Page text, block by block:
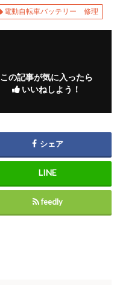
電動自転車バッテリー 修理
この記事が気に入ったら
いいねしよう！
シェア
feedly